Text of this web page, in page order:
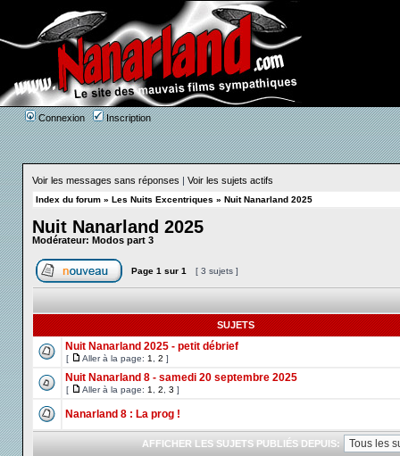
Connexion Inscription
Voir les messages sans réponses | Voir les sujets actifs
Index du forum » Les Nuits Excentriques » Nuit Nanarland 2025
Nuit Nanarland 2025
Modérateur: Modos part 3
Page 1 sur 1 [ 3 sujets ]
SUJETS
Nuit Nanarland 2025 - petit débrief
[ Aller à la page: 1 2 ]
Nuit Nanarland 8 - samedi 20 septembre 2025
[ Aller à la page: 1 2 3 ]
Nanarland 8 : La prog !
AFFICHER LES SUJETS PUBLIÉS DEPUIS: